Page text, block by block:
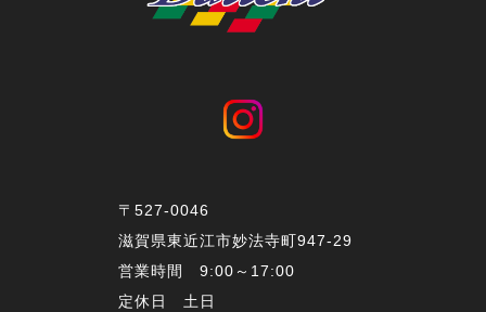
〒527-0046
滋賀県東近江市妙法寺町947-29
営業時間 9:00～17:00
定休日 土日